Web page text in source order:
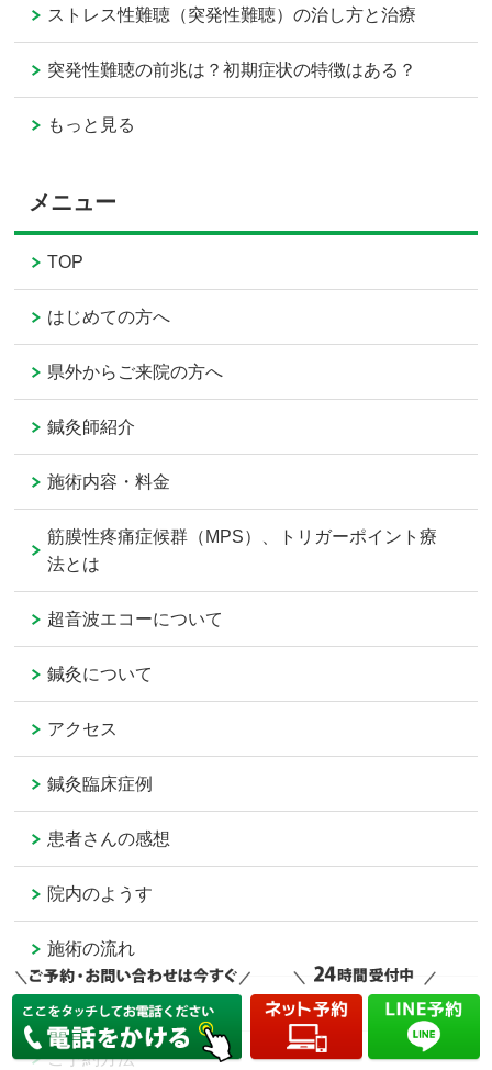
ストレス性難聴（突発性難聴）の治し方と治療
突発性難聴の前兆は？初期症状の特徴はある？
もっと見る
メニュー
TOP
はじめての方へ
県外からご来院の方へ
鍼灸師紹介
施術内容・料金
筋膜性疼痛症候群（MPS）、トリガーポイント療
法とは
超音波エコーについて
鍼灸について
アクセス
鍼灸臨床症例
患者さんの感想
院内のようす
施術の流れ
お問い合わせ
ご予約方法